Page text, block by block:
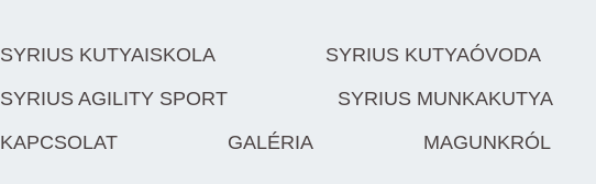
SYRIUS KUTYAISKOLA SYRIUS KUTYAÓVODA
SYRIUS AGILITY SPORT
SYRIUS MUNKAKUTYA
KAPCSOLAT
GALÉRIA MAGUNKRÓL